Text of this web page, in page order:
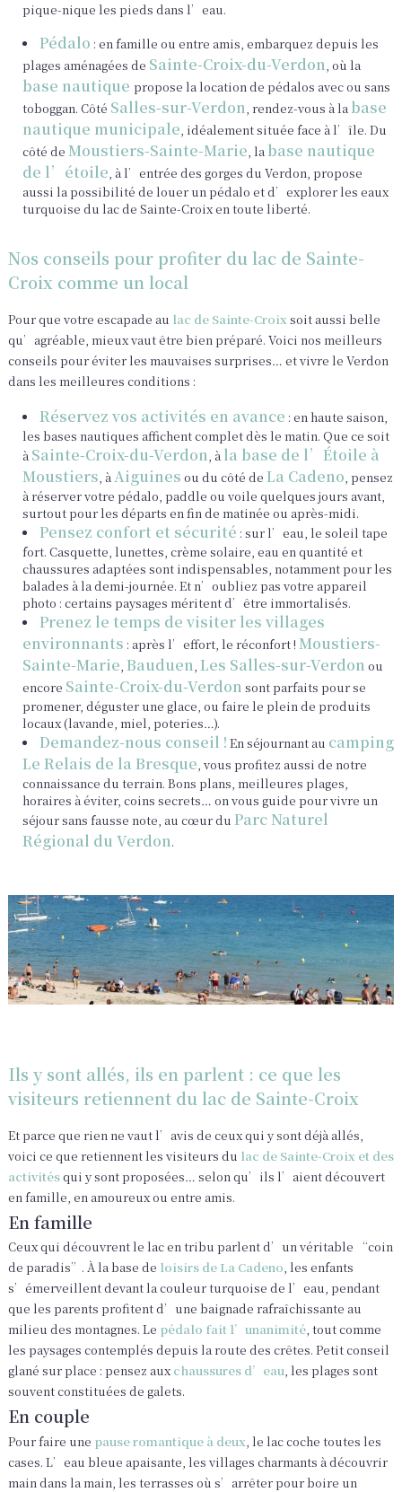
pique-nique les pieds dans l’eau.
Pédalo : en famille ou entre amis, embarquez depuis les
plages aménagées de Sainte-Croix-du-Verdon, où la
base nautique propose la location de pédalos avec ou sans
toboggan. Côté Salles-sur-Verdon, rendez-vous à la base
nautique municipale, idéalement située face à l’île. Du
côté de Moustiers-Sainte-Marie, la base nautique
de l’étoile, à l’entrée des gorges du Verdon, propose
aussi la possibilité de louer un pédalo et d’explorer les eaux
turquoise du lac de Sainte-Croix en toute liberté.
Nos conseils pour profiter du lac de Sainte-
Croix comme un local
Pour que votre escapade au lac de Sainte-Croix soit aussi belle
qu’agréable, mieux vaut être bien préparé. Voici nos meilleurs
conseils pour éviter les mauvaises surprises… et vivre le Verdon
dans les meilleures conditions :
Réservez vos activités en avance : en haute saison,
les bases nautiques affichent complet dès le matin. Que ce soit
à Sainte-Croix-du-Verdon, à la base de l’Étoile à
Moustiers, àAiguines ou du côté de La Cadeno, pensez
à réserver votre pédalo, paddle ou voile quelques jours avant,
surtout pour les départs en fin de matinée ou après-midi.
Pensez confort et sécurité : sur l’eau, le soleil tape
fort. Casquette, lunettes, crème solaire, eau en quantité et
chaussures adaptées sont indispensables, notamment pour les
balades à la demi-journée. Et n’oubliez pas votre appareil
photo : certains paysages méritent d’être immortalisés.
Prenez le temps de visiter les villages
environnants : après l’effort, le réconfort ! Moustiers-
Sainte-Marie, Bauduen, Les Salles-sur-Verdon ou
encore Sainte-Croix-du-Verdon sont parfaits pour se
promener, déguster une glace, ou faire le plein de produits
locaux (lavande, miel, poteries…).
Demandez-nous conseil ! En séjournant au camping
Le Relais de la Bresque, vous profitez aussi de notre
connaissance du terrain. Bons plans, meilleures plages,
horaires à éviter, coins secrets… on vous guide pour vivre un
séjour sans fausse note, au cœur du Parc Naturel
Régional du Verdon.
Ils y sont allés, ils en parlent : ce que les
visiteurs retiennent du lac de Sainte-Croix
Et parce que rien ne vaut l’avis de ceux qui y sont déjà allés,
voici ce que retiennent les visiteurs du lac de Sainte-Croix et des
activitésqui y sont proposées… selon qu’ils l’aient découvert
en famille, en amoureux ou entre amis.
En famille
Ceux qui découvrent le lac en tribu parlent d’un véritable “coin
de paradis”. À la base de loisirs de La Cadeno, les enfants
s’émerveillent devant la couleur turquoise de l’eau, pendant
que les parents profitent d’une baignade rafraîchissante au
milieu des montagnes. Le pédalo fait l’unanimité, tout comme
les paysages contemplés depuis la route des crêtes. Petit conseil
glané sur place : pensez auxchaussures d’eau, les plages sont
souvent constituées de galets.
En couple
Pour faire une pause romantique à deux , le lac coche toutes les
cases. L’eau bleue apaisante, les villages charmants à découvrir
main dans la main, les terrasses où s’arrêter pour boire un